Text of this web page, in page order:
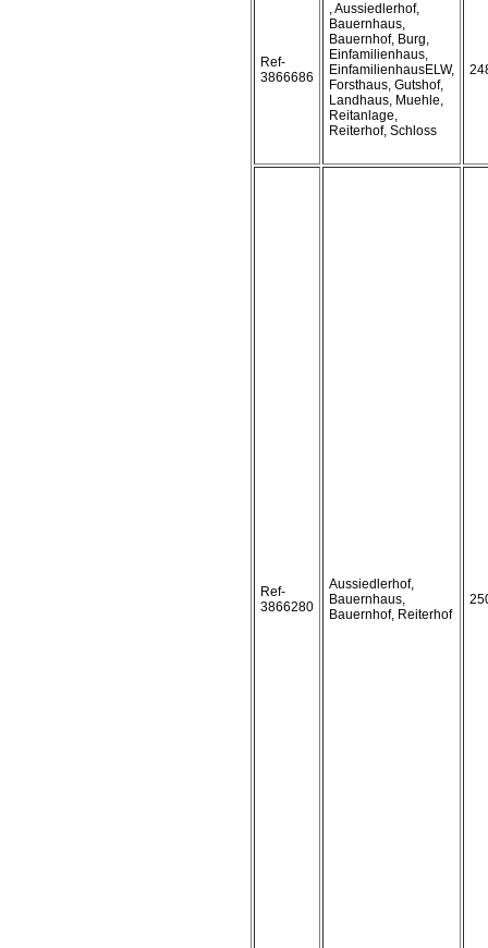
Ref-
3866686
, Aussiedlerhof,
Bauernhaus,
Bauernhof, Burg,
Einfamilienhaus,
EinfamilienhausELW,
Forsthaus, Gutshof,
Landhaus, Muehle,
Reitanlage,
Reiterhof, Schloss
Ref-
3866280
Aussiedlerhof,
Bauernhaus,
Bauernhof, Reiterhof